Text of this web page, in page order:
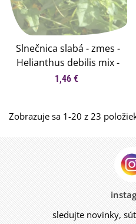
Slnečnica slabá - zmes -
Helianthus debilis mix -
semená - 15 ks
1,46 €
Zobrazuje sa 1-20 z 23
sledujte novinky,